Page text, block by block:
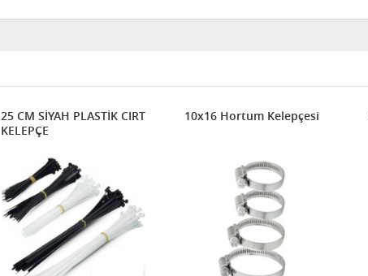
25 CM SİYAH PLASTİK CIRT
KELEPÇE
10x16 Hortum Kelepçesi